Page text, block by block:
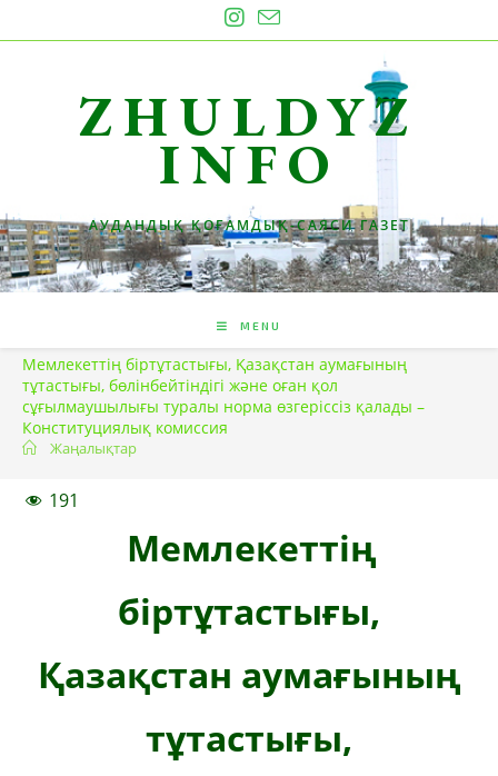
to
ZHULDYZ
INFO
АУДАНДЫҚ ҚОҒАМДЫҚ-САЯСИ ГАЗЕТ
MENU
Мемлекеттің біртұтастығы, Қазақстан аумағының
тұтастығы, бөлінбейтіндігі және оған қол
сұғылмаушылығы туралы норма өзгеріссіз қалады –
Конституциялық комиссия
Жаңалықтар
191
Мемлекеттің
біртұтастығы,
Қазақстан аумағының
тұтастығы,